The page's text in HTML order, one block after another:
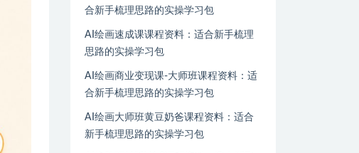
合新手梳理思路的实操学习包
AI绘画速成课课程资料：适合新手梳理
思路的实操学习包
AI绘画商业变现课-大师班课程资料：适
合新手梳理思路的实操学习包
AI绘画大师班黄豆奶爸课程资料：适合
新手梳理思路的实操学习包